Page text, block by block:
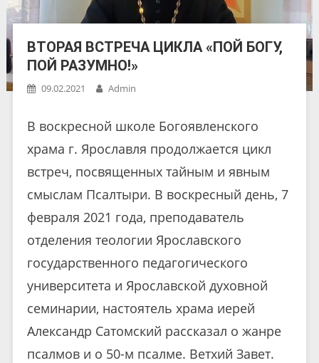
ВТОРАЯ ВСТРЕЧА ЦИКЛА «ПОЙ БОГУ,
ПОЙ РАЗУМНО!»
09.02.2021 Admin
В воскресной школе Богоявленского
храма г. Ярославля продолжается цикл
встреч, посвященных тайным и явным
смыслам Псалтыри. В воскресный день, 7
февраля 2021 года, преподаватель
отделения теологии Ярославского
государственного педагогического
университета и Ярославской духовной
семинарии, настоятель храма иерей
Александр Сатомский рассказал о жанре
псалмов и о 50-м псалме. Ветхий Завет.